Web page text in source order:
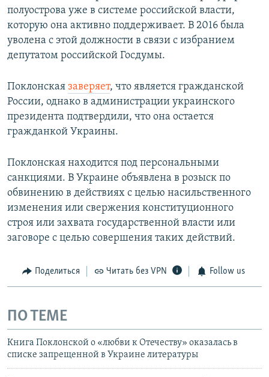
полуострова уже в системе российской власти,
которую она активно поддерживает. В 2016 была
уволена с этой должности в связи с избранием
депутатом российской Госдумы.
Поклонская заверяет, что является гражданской
России, однако в администрации украинского
президента подтвердили, что она остается
гражданкой Украины.
Поклонская находится под персональными
санкциями. В Украине объявлена в розыск по
обвинению в действиях с целью насильственного
изменения или свержения конституционного
строя или захвата государственной власти или
заговоре с целью совершения таких действий.
Поделиться Читать без VPN Follow us
ПО ТЕМЕ
Книга Поклонской о «любви к Отечеству» оказалась в
списке запрещенной в Украине литературы